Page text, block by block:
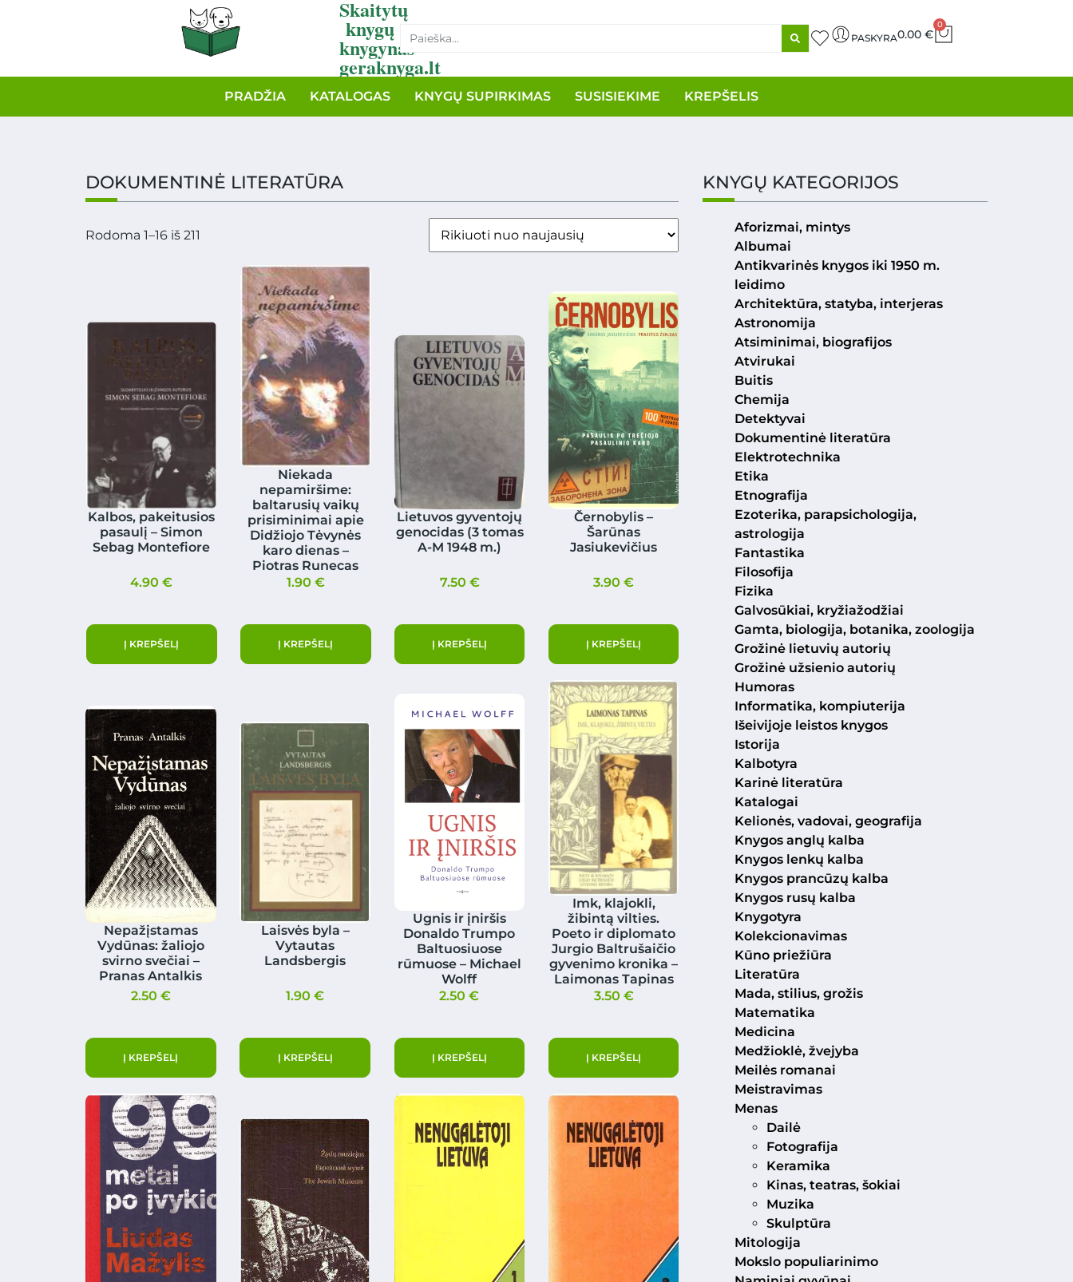
Skaitytų
knygų
knygynas
geraknyga.lt
PASKYRA0.00 €
0
PRADŽIA KATALOGAS KNYGŲ SUPIRKIMAS SUSISIEKIME KREPŠELIS
DOKUMENTINĖ LITERATŪRA
Rodoma 1–16 iš 211
Kalbos, pakeitusios
pasaulį – Simon
Sebag Montefiore
4.90€
Į KREPŠELĮ
Niekada
nepamiršime:
baltarusių vaikų
prisiminimai apie
Didžiojo Tėvynės
karo dienas –
Piotras Runecas
1.90 €
Į KREPŠELĮ
Lietuvos gyventojų
genocidas (3 tomas
A-M 1948 m.)
7.50 €
Į KREPŠELĮ
Černobylis –
Šarūnas
Jasiukevičius
3.90€
Į KREPŠELĮ
Nepažįstamas
Vydūnas: žaliojo
svirno svečiai –
Pranas Antalkis
2.50 €
Į KREPŠELĮ
Laisvės byla –
Vytautas
Landsbergis
1.90€
Į KREPŠELĮ
Ugnis ir įniršis
Donaldo Trumpo
Baltuosiuose
rūmuose – Michael
Wolff
2.50€
Į KREPŠELĮ
Imk, klajokli,
žibintą vilties.
Poeto ir diplomato
Jurgio Baltrušaičio
gyvenimo kronika –
Laimonas Tapinas
3.50 €
Į KREPŠELĮ
KNYGŲ KATEGORIJOS
Aforizmai, mintys
Albumai
Antikvarinės knygos iki 1950 m.
leidimo
Architektūra, statyba, interjeras
Astronomija
Atsiminimai, biografijos
Atvirukai
Buitis
Chemija
Detektyvai
Dokumentinė literatūra
Elektrotechnika
Etika
Etnografija
Ezoterika, parapsichologija,
astrologija
Fantastika
Filosofija
Fizika
Galvosūkiai, kryžiažodžiai
Gamta, biologija, botanika, zoologija
Grožinė lietuvių autorių
Grožinė užsienio autorių
Humoras
Informatika, kompiuterija
Išeivijoje leistos knygos
Istorija
Kalbotyra
Karinė literatūra
Katalogai
Kelionės, vadovai, geografija
Knygos anglų kalba
Knygos lenkų kalba
Knygos prancūzų kalba
Knygos rusų kalba
Knygotyra
Kolekcionavimas
Kūno priežiūra
Literatūra
Mada, stilius, grožis
Matematika
Medicina
Medžioklė, žvejyba
Meilės romanai
Meistravimas
Menas
Dailė
Fotografija
Keramika
Kinas, teatras, šokiai
Muzika
Skulptūra
Mitologija
Mokslo populiarinimo